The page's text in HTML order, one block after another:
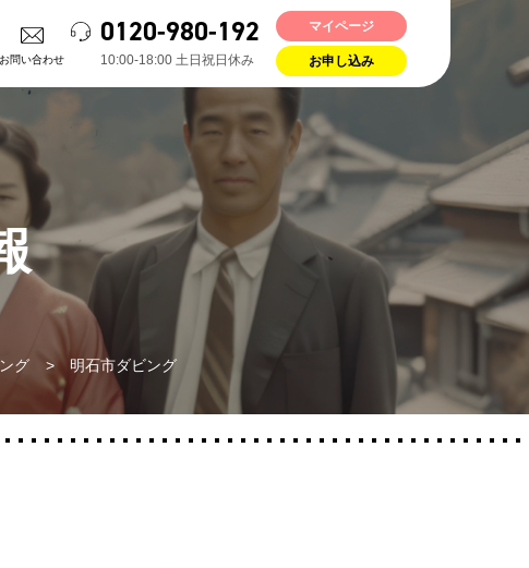
0120-980-192
10:00-18:00 ⼟⽇祝⽇休み
マイページ
お申し込み
お問い合わせ
グ > 明石市ダビング